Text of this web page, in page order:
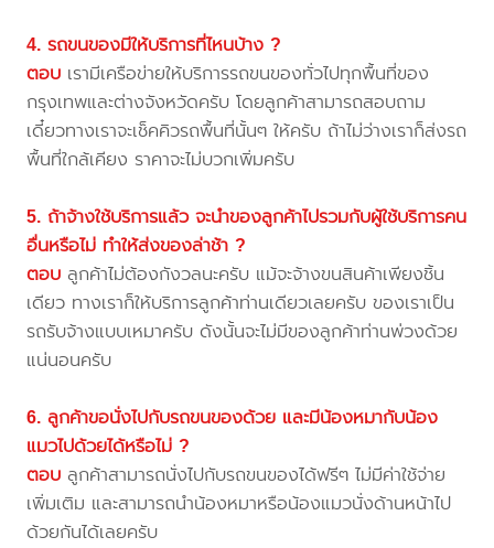
4. รถขนของมีให้บริการที่ไหนบ้าง ?
ตอบ เรามีเครือข่ายให้บริการรถขนของทั่วไปทุกพื้นที่ของ
กรุงเทพและต่างจังหวัดครับ โดยลูกค้าสามารถสอบถาม
เดี๋ยวทางเราจะเช็คคิวรถพื้นที่นั้นๆ ให้ครับ ถ้าไม่ว่างเราก็ส่งรถ
พื้นที่ใกล้เคียง ราคาจะไม่บวกเพิ่มครับ
5. ถ้าจ้างใช้บริการแล้ว จะนำของลูกค้าไปรวมกับผู้ใช้บริการคน
อื่นหรือไม่ ทำให้ส่งของล่าช้า ?
ตอบ ลูกค้าไม่ต้องกังวลนะครับ แม้จะจ้างขนสินค้าเพียงชิ้น
เดียว ทางเราก็ให้บริการลูกค้าท่านเดียวเลยครับ ของเราเป็น
รถรับจ้างแบบเหมาครับ ดังนั้นจะไม่มีของลูกค้าท่านพ่วงด้วย
แน่นอนครับ
6. ลูกค้าขอนั่งไปกับรถขนของด้วย และมีน้องหมากับน้อง
แมวไปด้วยได้หรือไม่ ?
ตอบ ลูกค้าสามารถนั่งไปกับรถขนของได้ฟรีๆ ไม่มีค่าใช้จ่าย
เพิ่มเติม และสามารถนำน้องหมาหรือน้องแมวนั่งด้านหน้าไป
ด้วยกันได้เลยครับ